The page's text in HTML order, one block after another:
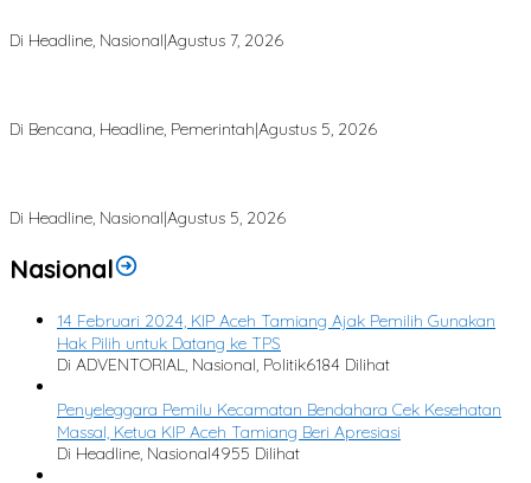
Di Headline, Nasional|Agustus 7, 2026
Di Bencana, Headline, Pemerintah|Agustus 5, 2026
Di Headline, Nasional|Agustus 5, 2026
Nasional
14 Februari 2024, KIP Aceh Tamiang Ajak Pemilih Gunakan
Hak Pilih untuk Datang ke TPS
Di ADVENTORIAL, Nasional, Politik6184 Dilihat
Penyeleggara Pemilu Kecamatan Bendahara Cek Kesehatan
Massal, Ketua KIP Aceh Tamiang Beri Apresiasi
Di Headline, Nasional4955 Dilihat